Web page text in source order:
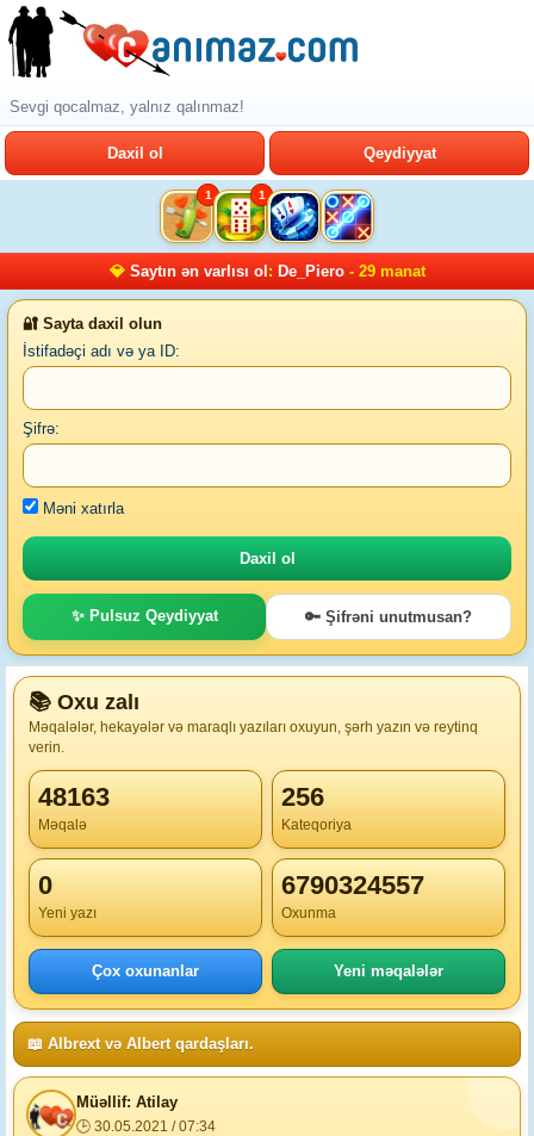
Sevgi qocalmaz, yalnız qalınmaz!
Daxil ol Qeydiyyat
1 1
💎 Saytın ən varlısı ol : De_Piero- 29 manat
🔐 Sayta daxil olun
İstifadəçi adı və ya ID:
Şifrə:
Məni xatırla
✨ Pulsuz Qeydiyyat 🔑 Şifrəni unutmusan?
📚 Oxu zalı
Məqalələr, hekayələr və maraqlı yazıları oxuyun, şərh yazın və reytinq
verin.
48163
Məqalə
256
Kateqoriya
0
Yeni yazı
6790324557
Oxunma
Çox oxunanlar Yeni məqalələr
📖 Albrext və Albert qardaşları.
Müəllif: Atilay
🕒 30.05.2021 / 07:34